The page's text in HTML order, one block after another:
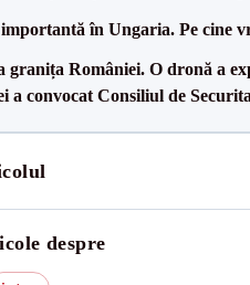
în Ungaria. Pe cine
granița României. O dronă a
a convocat Consiliul de
despre